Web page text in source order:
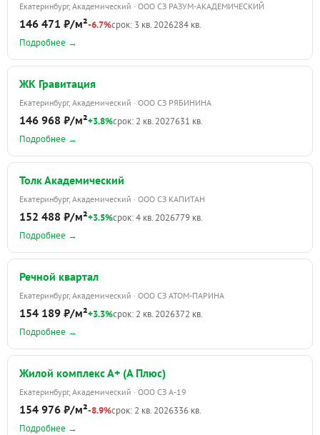
Екатеринбург, Академический · ООО СЗ РАЗУМ-АКАДЕМИЧЕСКИЙ
146 471 ₽/м²-6.7%срок: 3 кв. 2026284 кв.
Подробнее →
ЖК Гравитация
Екатеринбург, Академический · ООО СЗ РЯБИНИНА
146 968 ₽/м²+3.8%срок: 2 кв. 2027631 кв.
Подробнее →
Толк Академический
Екатеринбург, Академический · ООО СЗ КАПИТАН
152 488 ₽/м²+3.5%срок: 4 кв. 2026779 кв.
Подробнее →
Речной квартал
Екатеринбург, Академический · ООО СЗ АТОМ-ПАРИНА
154 189 ₽/м²+3.3%срок: 2 кв. 2026372 кв.
Подробнее →
Жилой комплекс А+ (А Плюс)
Екатеринбург, Академический · ООО СЗ А-19
154 976 ₽/м²-8.9%срок: 2 кв. 2026336 кв.
Подробнее →